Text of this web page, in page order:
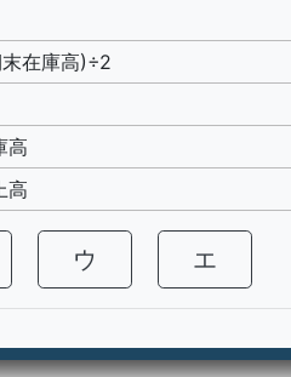
在庫高)÷2
高
高
ウ エ